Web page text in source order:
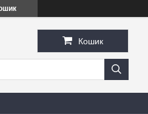
Кошик